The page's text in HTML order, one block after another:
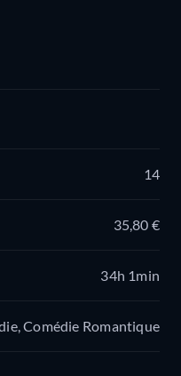
14
35,80 €
34h 1min
Comédie Romantique